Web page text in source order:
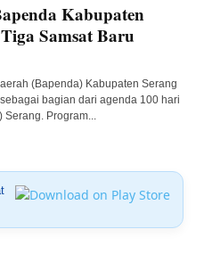
Kabupaten
Samsat Baru
(Bapenda) Kabupaten Serang
bagian dari agenda 100 hari
Program...